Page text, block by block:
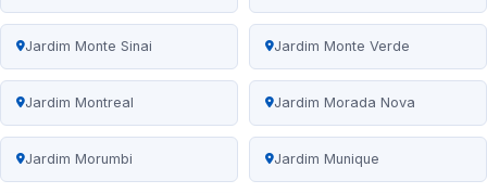
Jardim Monte Sinai Jardim Monte Verde
Jardim Montreal Jardim Morada Nova
Jardim Morumbi Jardim Munique